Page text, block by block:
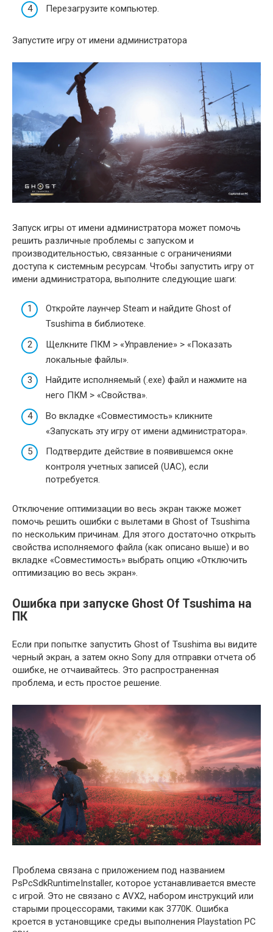
Перезагрузите компьютер.
Запустите игру от имени администратора
Запуск игры от имени администратора может помочь
решить различные проблемы с запуском и
производительностью, связанные с ограничениями
доступа к системным ресурсам. Чтобы запустить игру от
имени администратора, выполните следующие шаги:
Откройте лаунчер Steam и найдите Ghost of
Tsushima в библиотеке.
Щелкните ПКМ > «Управление» > «Показать
локальные файлы».
Найдите исполняемый (.exe) файл и нажмите на
него ПКМ > «Свойства».
Во вкладке «Совместимость» кликните
«Запускать эту игру от имени администратора».
Подтвердите действие в появившемся окне
контроля учетных записей (UAC), если
потребуется.
Отключение оптимизации во весь экран также может
помочь решить ошибки с вылетами в Ghost of Tsushima
по нескольким причинам. Для этого достаточно открыть
свойства исполняемого файла (как описано выше) и во
вкладке «Совместимость» выбрать опцию «Отключить
оптимизацию во весь экран».
Ошибка при запуске Ghost Of Tsushima на
ПК
Если при попытке запустить Ghost of Tsushima вы видите
черный экран, а затем окно Sony для отправки отчета об
ошибке, не отчаивайтесь. Это распространенная
проблема, и есть простое решение.
Проблема связана с приложением под названием
PsPcSdkRuntimeInstaller, которое устанавливается вместе
с игрой. Это не связано с AVX2, набором инструкций или
старыми процессорами, такими как 3770K. Ошибка
кроется в установщике среды выполнения Playstation PC